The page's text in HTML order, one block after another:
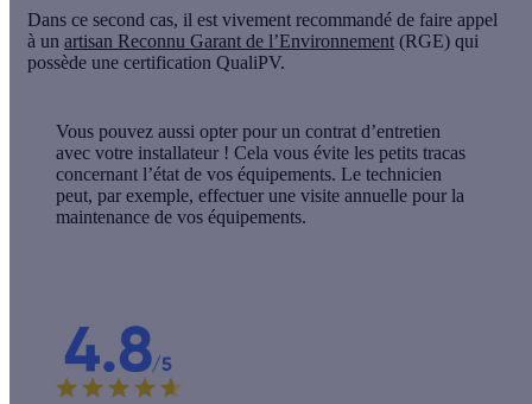
Dans ce second cas, il est vivement recommandé de faire appel
à un artisan Reconnu Garant de l’Environnement (RGE) qui
possède une certification QualiPV.
Vous pouvez aussi opter pour un contrat d’entretien
avec votre installateur ! Cela vous évite les petits tracas
concernant l’état de vos équipements. Le technicien
peut, par exemple, effectuer une visite annuelle pour la
maintenance de vos équipements.